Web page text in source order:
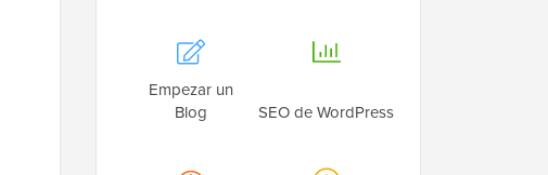
Empezar un
Blog
SEO de WordPress